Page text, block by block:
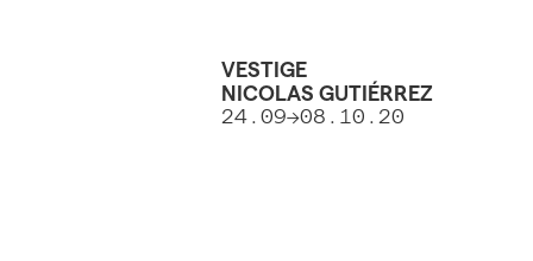
VESTIGE
NICOLAS GUTIÉRREZ
24.09→08.10.20